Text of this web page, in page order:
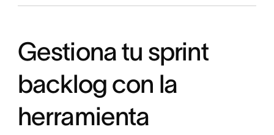
Gestiona tu sprint
backlog con la
herramienta